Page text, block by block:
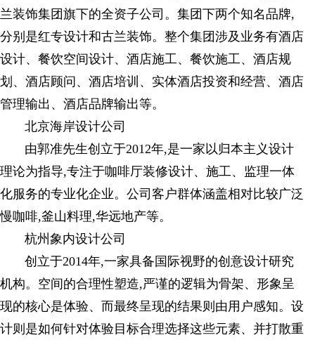
兰装饰集团旗下的全资子公司。集团下两个知名品牌,
分别是红专设计和古兰装饰。整个集团涉及业务有酒店
设计、餐饮空间设计、酒店施工、餐饮施工、酒店规
划、酒店顾问、酒店培训、实体酒店投资和经营、酒店
管理输出、酒店品牌输出等。
北京海岸设计公司
由郭准先生创立于2012年,是一家以归本主义设计
理论为指导,专注于咖啡厅装修设计、施工、监理一体
化服务的专业化企业。公司客户群体涵盖相对比较广泛
慢咖啡,釜山料理,华远地产等。
杭州象内设计公司
创立于2014年,一家具备国际视野的创意设计研究
机构。空间的合理性塑造,严谨的逻辑为骨架、形象呈
现的核心是体验、而最终呈现的结果则由用户感知。设
计则是如何针对体验目标合理选择这些元素、并打散重